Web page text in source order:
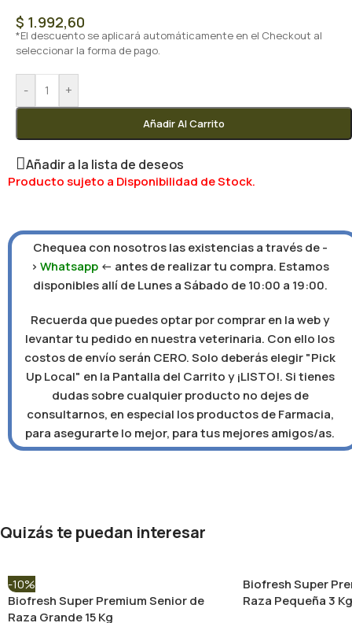
$ 1.992,60
*El descuento se aplicará automáticamente en el Checkout al
seleccionar la forma de pago.
- +
Añadir Al Carrito
Añadir a la lista de deseos
Producto sujeto a Disponibilidad de Stock.
Chequea con nosotros las existencias a través de -
>Whatsapp <- antes de realizar tu compra. Estamos
disponibles allí de Lunes a Sábado de 10:00 a 19:00.
Recuerda que puedes optar por comprar en la web y
levantar tu pedido en nuestra veterinaria. Con ello los
costos de envío serán CERO. Solo deberás elegir "Pick
Up Local" en la Pantalla del Carrito y ¡LISTO!. Si tienes
dudas sobre cualquier producto no dejes de
consultarnos, en especial los productos de Farmacia,
para asegurarte lo mejor, para tus mejores amigos/as.
Quizás te puedan interesar
-10%
Biofresh Super Premium Senior de
Raza Grande 15 Kg
Biofresh Super
Raza Pequeña 3 Kg